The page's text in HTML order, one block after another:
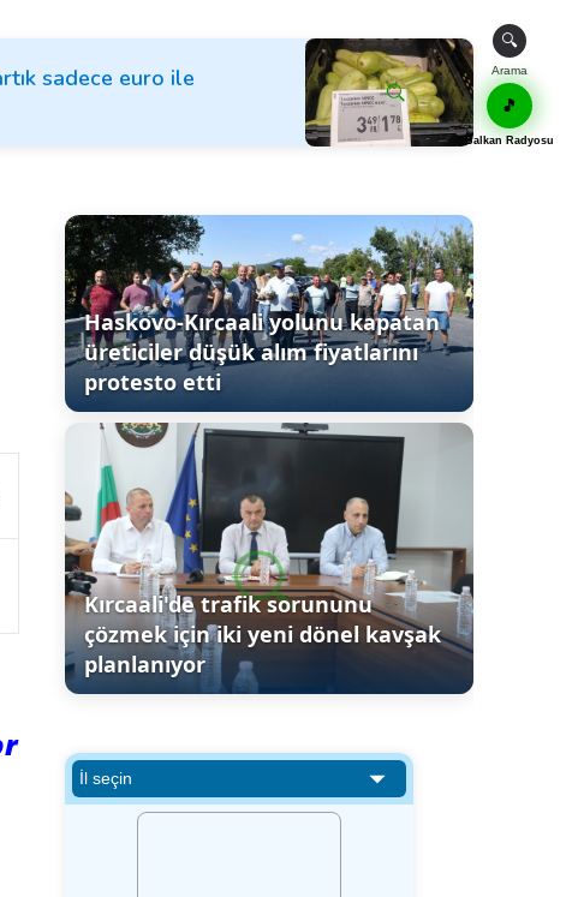
sadece euro ile
Haskovo-Kırcaali yolunu kapatan
üreticiler düşük alım fiyatlarını
protesto etti
Kırcaali'de trafik sorununu
çözmek için iki yeni dönel kavşak
planlanıyor
🔍
Arama
🎵
Balkan Radyosu